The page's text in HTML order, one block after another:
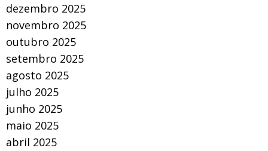
dezembro 2025
novembro 2025
outubro 2025
setembro 2025
agosto 2025
julho 2025
junho 2025
maio 2025
abril 2025